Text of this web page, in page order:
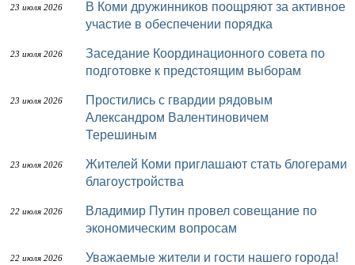
23 июля 2026
В Коми дружинников поощряют за активное
участие в обеспечении порядка
23 июля 2026
Заседание Координационного совета по
подготовке к предстоящим выборам
23 июля 2026
Простились с гвардии рядовым
Александром Валентиновичем
Терешиным
23 июля 2026
Жителей Коми приглашают стать блогерами
благоустройства
22 июля 2026
Владимир Путин провел совещание по
экономическим вопросам
22 июля 2026 Уважаемые жители и гости нашего города!